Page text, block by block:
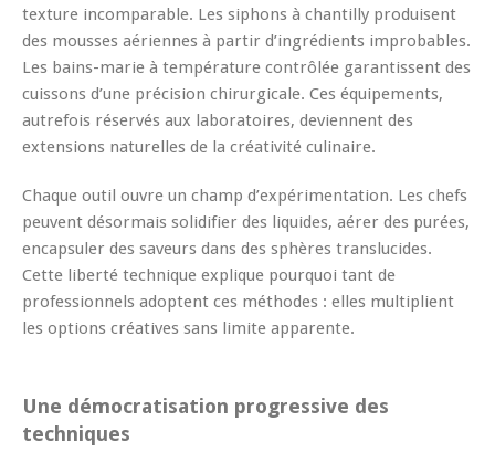
texture incomparable. Les siphons à chantilly produisent
des mousses aériennes à partir d’ingrédients improbables.
Les bains-marie à température contrôlée garantissent des
cuissons d’une précision chirurgicale. Ces équipements,
autrefois réservés aux laboratoires, deviennent des
extensions naturelles de la créativité culinaire.
Chaque outil ouvre un champ d’expérimentation. Les chefs
peuvent désormais solidifier des liquides, aérer des purées,
encapsuler des saveurs dans des sphères translucides.
Cette liberté technique explique pourquoi tant de
professionnels adoptent ces méthodes : elles multiplient
les options créatives sans limite apparente.
Une démocratisation progressive des
techniques